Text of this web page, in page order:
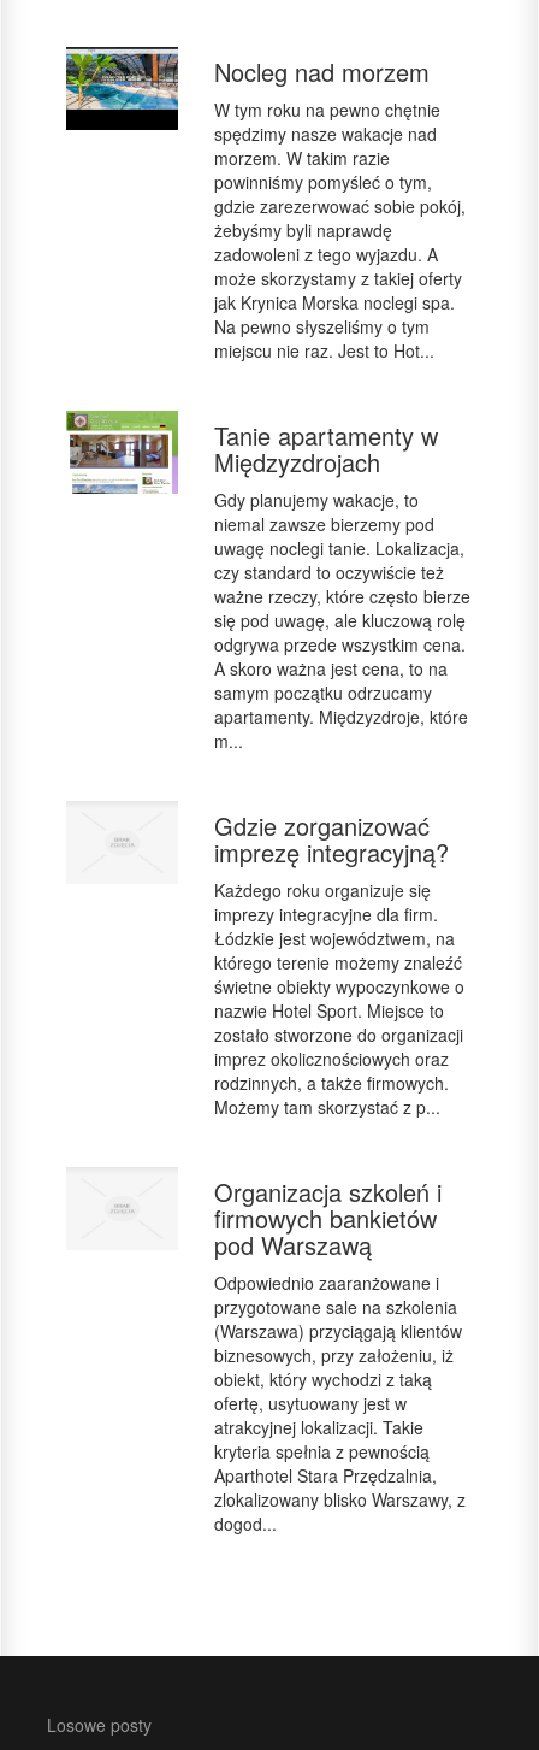
Nocleg nad morzem
W tym roku na pewno chętnie
spędzimy nasze wakacje nad
morzem. W takim razie
powinniśmy pomyśleć o tym,
gdzie zarezerwować sobie pokój,
żebyśmy byli naprawdę
zadowoleni z tego wyjazdu. A
może skorzystamy z takiej oferty
jak Krynica Morska noclegi spa.
Na pewno słyszeliśmy o tym
miejscu nie raz. Jest to Hot...
Tanie apartamenty w
Międzyzdrojach
Gdy planujemy wakacje, to
niemal zawsze bierzemy pod
uwagę noclegi tanie. Lokalizacja,
czy standard to oczywiście też
ważne rzeczy, które często bierze
się pod uwagę, ale kluczową rolę
odgrywa przede wszystkim cena.
A skoro ważna jest cena, to na
samym początku odrzucamy
apartamenty. Międzyzdroje, które
m...
Gdzie zorganizować
imprezę integracyjną?
Każdego roku organizuje się
imprezy integracyjne dla firm.
Łódzkie jest województwem, na
którego terenie możemy znaleźć
świetne obiekty wypoczynkowe o
nazwie Hotel Sport. Miejsce to
zostało stworzone do organizacji
imprez okolicznościowych oraz
rodzinnych, a także firmowych.
Możemy tam skorzystać z p...
Organizacja szkoleń i
firmowych bankietów
pod Warszawą
Odpowiednio zaaranżowane i
przygotowane sale na szkolenia
(Warszawa) przyciągają klientów
biznesowych, przy założeniu, iż
obiekt, który wychodzi z taką
ofertę, usytuowany jest w
atrakcyjnej lokalizacji. Takie
kryteria spełnia z pewnością
Aparthotel Stara Przędzalnia,
zlokalizowany blisko Warszawy, z
dogod...
Losowe posty